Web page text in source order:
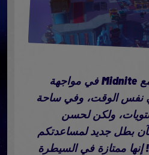
ستضعكم المعركة مع Midnite في مواجهة
نفس الوقت، وفي ساحة
ولكن لحسن
بطل جديد لمساعدتكم
- Rabbid Rosalina! إنها ممتازة في السيطرة